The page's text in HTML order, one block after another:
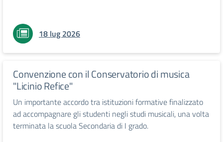
18 lug 2026
Convenzione con il Conservatorio di musica
"Licinio Refice"
Un importante accordo tra istituzioni formative finalizzato
ad accompagnare gli studenti negli studi musicali, una volta
terminata la scuola Secondaria di I grado.